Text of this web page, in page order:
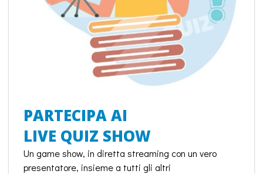
PARTECIPA AI
LIVE QUIZ SHOW
Un game show, in diretta streaming con un vero
presentatore, insieme a tutti gli altri